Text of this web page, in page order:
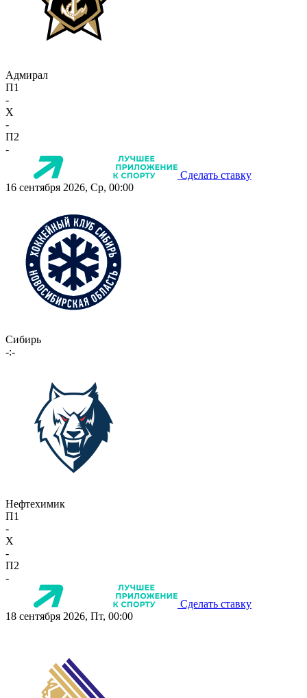
Адмирал
П1
-
X
-
П2
-
Сделать ставку
16 сентября 2026, Ср, 00:00
Сибирь
-:-
Нефтехимик
П1
-
X
-
П2
-
Сделать ставку
18 сентября 2026, Пт, 00:00